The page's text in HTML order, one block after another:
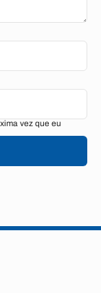
vez que eu